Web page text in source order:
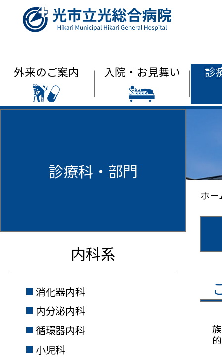
外来のご案内 入院・お見舞い 診
診療科・部門
内科系
消化器内科
内分泌内科
循環器内科
小児科
ホー